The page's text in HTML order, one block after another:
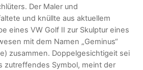
Der Maler und
und knüllte aus aktuellem
eines VW Golf II zur Skulptur eines
mit dem Namen „Geminus“
zusammen. Doppelgesichtigeit sei
zutreffendes Symbol, meint der